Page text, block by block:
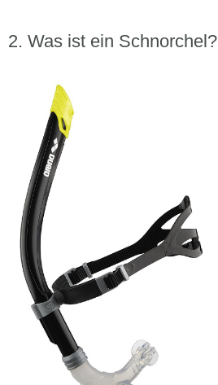
Was ist ein Schnorchel?